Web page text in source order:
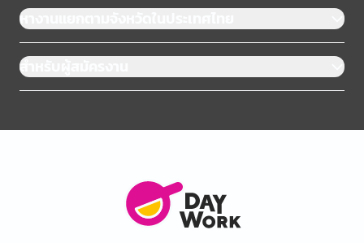
หางานแยกตามจังหวัดในประเทศไทย
สำหรับผู้สมัครงาน